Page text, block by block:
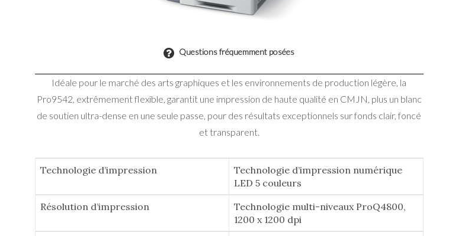
Questions fréquemment posées
Idéale pour le marché des arts graphiques et les environnements de production légère, la
Pro9542, extrêmement flexible, garantit une impression de haute qualité en CMJN, plus un blanc
de soutien ultra-dense en une seule passe, pour des résultats exceptionnels sur fonds clair, foncé
et transparent.
Technologie d’impression
Technologie d’impression numérique
LED 5 couleurs
Résolution d’impression
Technologie multi-niveaux ProQ4800,
1200 x 1200 dpi